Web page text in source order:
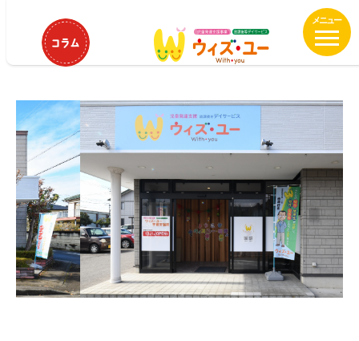
ン
へ
移
動
ウィズ・ユー宇都宮瑞穂
ウィズ・ユー宇都宮瑞穂